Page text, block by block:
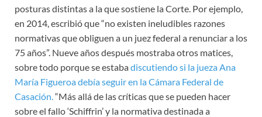
posturas distintas a la que sostiene la Corte. Por ejemplo,
en 2014, escribió que “no existen ineludibles razones
normativas que obliguen a un juez federal a renunciar a los
75 años”. Nueve años después mostraba otros matices,
sobre todo porque se estabadiscutiendo si la jueza Ana
María Figueroa debía seguir en la Cámara Federal de
Casación.“Más allá de las críticas que se pueden hacer
sobre el fallo ‘Schiffrin’ y la normativa destinada a